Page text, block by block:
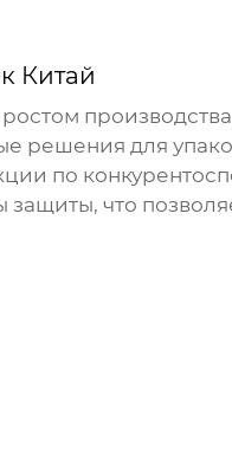
Китай
решения для
по
что